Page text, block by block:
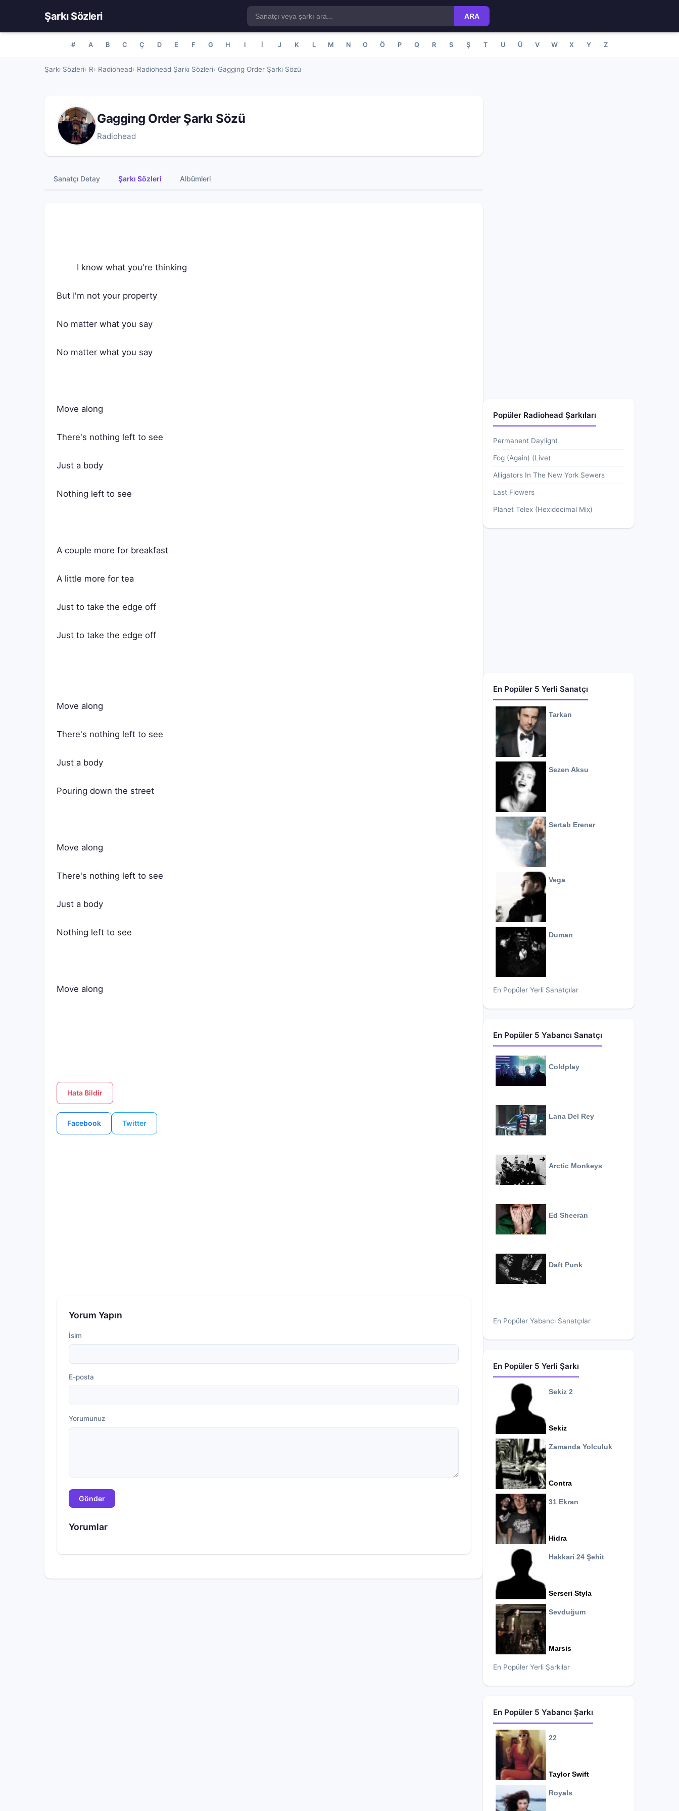
Şarkı Sözleri ARA
# A B C Ç D E F G H I İ J K L M N O Ö P Q R S Ş T U Ü V W X Y Z
Şarkı Sözleri R Radiohead Radiohead Şarkı Sözleri Gagging Order Şarkı Sözü
Gagging Order Şarkı Sözü
Radiohead
Sanatçı Detay Şarkı Sözleri Albümleri
	I know what you're thinking
But I'm not your property
No matter what you say
No matter what you say
Move along
There's nothing left to see
Just a body
Nothing left to see
A couple more for breakfast
A little more for tea
Just to take the edge off
Just to take the edge off
Move along
There's nothing left to see
Just a body
Pouring down the street
Move along
There's nothing left to see
Just a body
Nothing left to see
Move along
Hata Bildir
Facebook Twitter
Yorum Yapın
İsim
E-posta
Yorumunuz
Gönder
Yorumlar
Popüler Radiohead Şarkıları
Permanent Daylight
Fog (Again) (Live)
Alligators In The New York Sewers
Last Flowers
Planet Telex (Hexidecimal Mix)
En Popüler 5 Yerli Sanatçı
Tarkan
Sezen Aksu
Sertab Erener
Vega
Duman
En Popüler Yerli Sanatçılar
En Popüler 5 Yabancı Sanatçı
Coldplay
Lana Del Rey
Arctic Monkeys
Ed Sheeran
Daft Punk
En Popüler Yabancı Sanatçılar
En Popüler 5 Yerli Şarkı
Sekiz 2
Sekiz
Zamanda Yolculuk
Contra
31 Ekran
Hidra
Hakkari 24 Şehit
Serseri Styla
Sevduğum
Marsis
En Popüler Yerli Şarkılar
En Popüler 5 Yabancı Şarkı
22
Taylor Swift
Royals